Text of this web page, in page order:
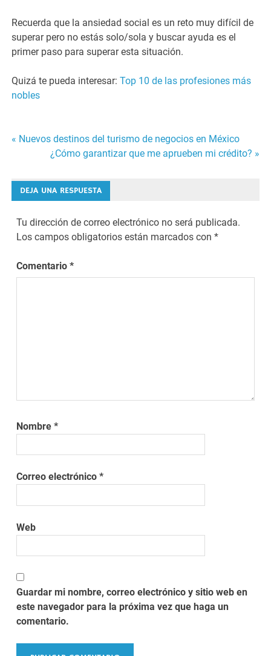
Recuerda que la ansiedad social es un reto muy difícil de
superar pero no estás solo/sola y buscar ayuda es el
primer paso para superar esta situación.
Quizá te pueda interesar:Top 10 de las profesiones más
nobles
Navegación
de
entradas
« Nuevos destinos del turismo de negocios en México
¿Cómo garantizar que me aprueben mi crédito? »
DEJA UNA RESPUESTA
Tu dirección de correo electrónico no será publicada.
Los campos obligatorios están marcados con*
Comentario*
Nombre*
Correo electrónico*
Web
Guardar mi nombre, correo electrónico y sitio web en
este navegador para la próxima vez que haga un
comentario.